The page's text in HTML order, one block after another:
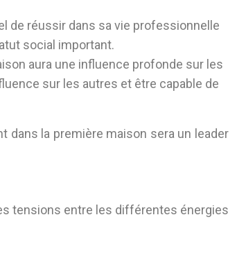
de réussir dans sa vie professionnelle
social important.
aura une influence profonde sur les
sur les autres et être capable de
dans la première maison sera un leader
tensions entre les différentes énergies